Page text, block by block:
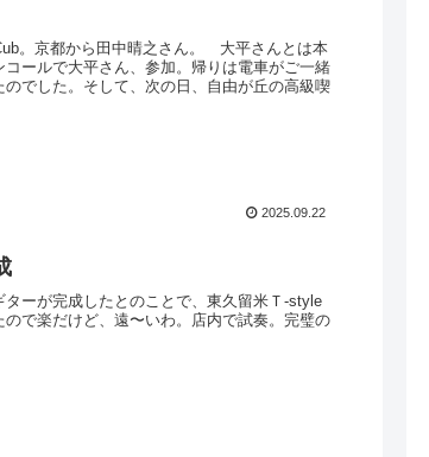
。京都から田中晴之さん。 大平さんとは本
ールで大平さん、参加。帰りは電車がご一緒
でした。そして、次の日、自由が丘の高級喫
2025.09.22
ターが完成したとのことで、東久留米Ｔ-style
で楽だけど、遠〜いわ。店内で試奏。完璧の